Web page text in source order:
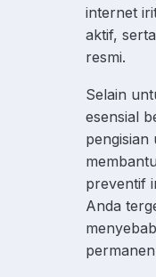
internet
aktif,
resmi.
Selain
esensial
pengisian
preventif
Anda